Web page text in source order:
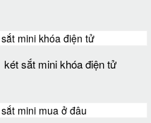
két sắt mini khóa điện tử